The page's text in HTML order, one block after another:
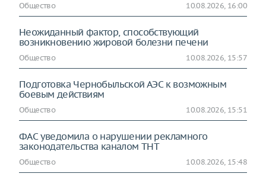
Общество 10.08.2026, 16:00
Неожиданный фактор, способствующий
возникновению жировой болезни печени
Общество 10.08.2026, 15:57
Подготовка Чернобыльской АЭС к возможным
боевым действиям
Общество 10.08.2026, 15:51
ФАС уведомила о нарушении рекламного
законодательства каналом ТНТ
Общество 10.08.2026, 15:48